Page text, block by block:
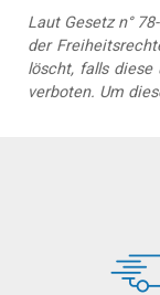
Laut Gesetz n°
der
löscht, falls diese
verboten. Um